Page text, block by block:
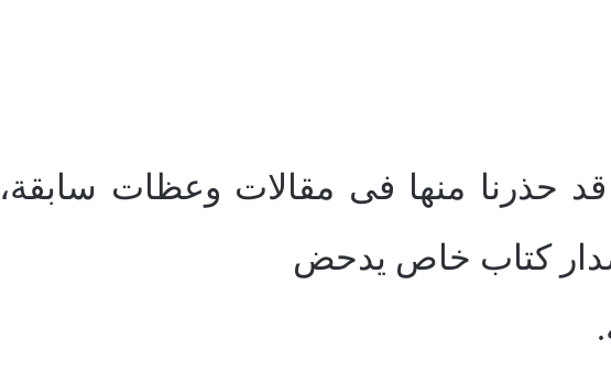
قد حذرنا منها فى مقالات وعظات سابقة،
كتاب خاص يدحض